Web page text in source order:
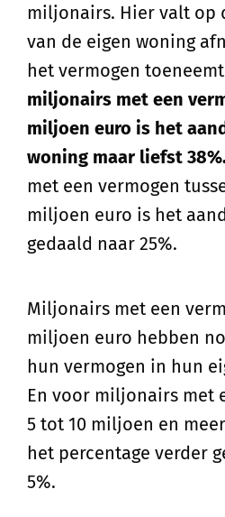
miljonairs. Hier valt op
van de eigen woning
het vermogen
miljonairs met een
miljoen euro is het
woning maar liefst
met een vermogen
miljoen euro is het
gedaald naar 25%.
Miljonairs met een
miljoen euro hebben
hun vermogen in hun
En voor miljonairs met
5 tot 10 miljoen en
het percentage verder
5%.